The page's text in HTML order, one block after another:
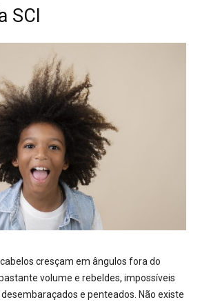
SCI
cresçam em ângulos fora do
volume e rebeldes, impossíveis
e penteados. Não existe